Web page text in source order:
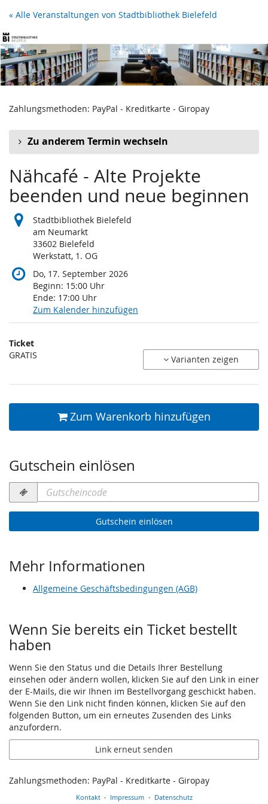
Zum
Inhalt
springen
« Alle Veranstaltungen von Stadtbibliothek Bielefeld
Zahlungsmethoden: PayPal - Kreditkarte - Giropay
Zu anderem Termin wechseln
Nähcafé - Alte Projekte
beenden und neue beginnen
Stadtbibliothek Bielefeld
am Neumarkt
33602 Bielefeld
Werkstatt, 1. OG
Do, 17. September 2026
Beginn: 15:00 Uhr
Ende: 17:00 Uhr
Zum Kalender hinzufügen
Produkte
Unkategorisierte
Ticket
GRATIS
Varianten zeigen
Zum Warenkorb hinzufügen
Gutschein einlösen
Gutscheincode
erforderlich
Gutschein einlösen
Mehr Informationen
Allgemeine Geschäftsbedingungen (AGB)
Wenn Sie bereits ein Ticket bestellt
haben
Wenn Sie den Status und die Details Ihrer Bestellung
einsehen oder ändern wollen, klicken Sie auf den Link in einer
der E-Mails, die wir Ihnen im Bestellvorgang geschickt haben.
Wenn Sie den Link nicht finden können, klicken Sie auf den
folgenden Button, um ein erneutes Zusenden des Links
anzufordern.
Link erneut senden
Zahlungsmethoden: PayPal - Kreditkarte - Giropay
Kontakt Impressum
Datenschutz